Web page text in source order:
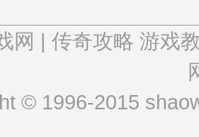
网 | 传奇攻略 游戏
© 1996-2015